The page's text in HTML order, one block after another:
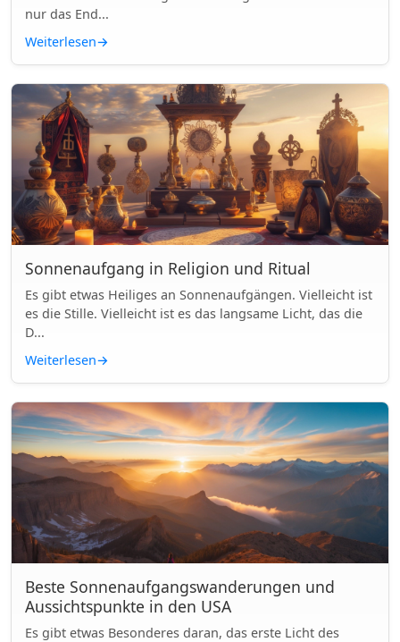
nur das End...
Weiterlesen→
Sonnenaufgang in Religion und Ritual
Es gibt etwas Heiliges an Sonnenaufgängen. Vielleicht ist
es die Stille. Vielleicht ist es das langsame Licht, das die
D...
Weiterlesen→
Beste Sonnenaufgangswanderungen und
Aussichtspunkte in den USA
Es gibt etwas Besonderes daran, das erste Licht des